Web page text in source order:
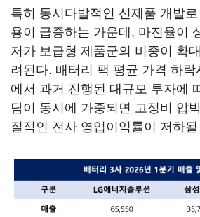
특히 동시다발적인 신제품 개발로
용이 급증하는 가운데, 마진율이
저가 보급형 제품군의 비중이 확
려된다. 배터리 팩 평균 가격 하
에서 과거 진행된 대규모 투자에
담이 동시에 가중되면 고정비 압
질적인 전사 영업이익률이 저하